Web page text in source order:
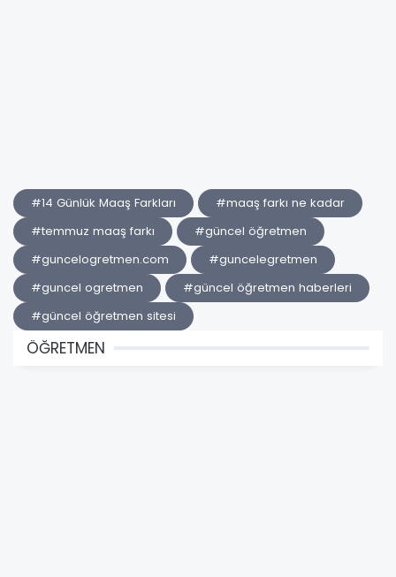
#14 Günlük Maaş Farkları
#maaş farkı ne kadar
#temmuz maaş farkı
#güncel öğretmen
#guncelogretmen.com
#guncelegretmen
#guncel ogretmen
#güncel öğretmen haberleri
#güncel öğretmen sitesi
ÖĞRETMEN